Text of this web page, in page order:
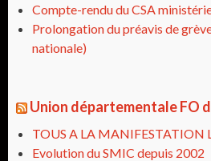
Compte-rendu du CSA
Prolongation du préavis de
nationale)
Union départementale FO
TOUS A LA MANIFESTATION
Evolution du SMIC depuis 2002